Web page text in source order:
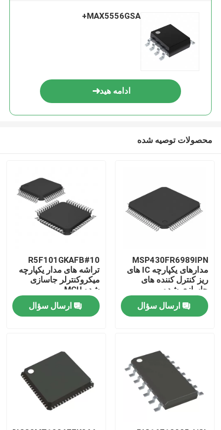
صفحه اصلی
محصولات
فیلم های
MAX5556GSA+
ادامه هید
محصولات توصیه شده
MSP430FR6989IPN
مدارهای یکپارچه IC های
ریز کنترل کننده های
جاسازی شده
ارسال سؤال
R5F101GKAFB#10
تراشه های مدار یکپارچه
میکروکنترلر جاسازی
شده MCU
ارسال سؤال